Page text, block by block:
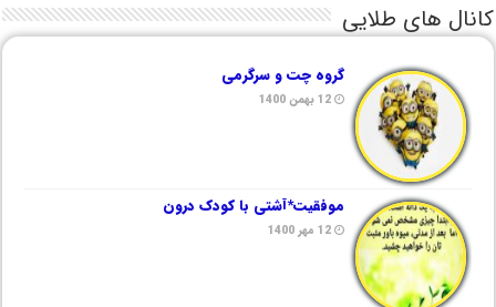
کانال های طلایی
گروه چت و سرگرمی
12 بهمن 1400
موفقیت*آشتی با کودک درون
12 مهر 1400